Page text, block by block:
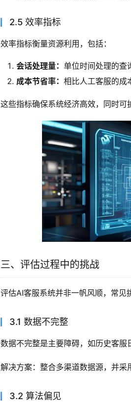
2.5 效率指标
效率指标衡量资源利用，包括：
会话处理量：单位时间处理的查
成本节省率：相比人工客服的成
这些指标确保系统经济高效，同时可
三、评估过程中的挑战
评估AI客服系统并非一帆风顺，常见
3.1 数据不完整
数据不完整是主要障碍，如历史客服
解决方案：整合多渠道数据源，并采
3.2 算法偏见